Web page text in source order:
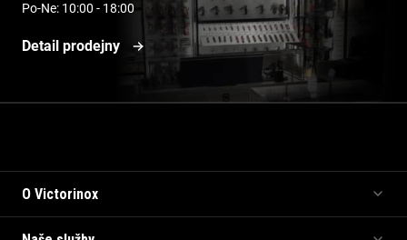
Po-Ne: 10:00 - 18:00
Detail prodejny
O Victorinox